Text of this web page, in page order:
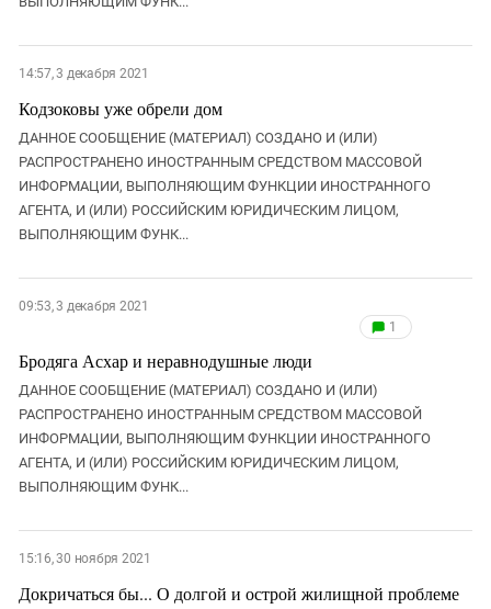
14:57, 3 декабря 2021
Кодзоковы уже обрели дом
ДАННОЕ СООБЩЕНИЕ (МАТЕРИАЛ) СОЗДАНО И (ИЛИ)
РАСПРОСТРАНЕНО ИНОСТРАННЫМ СРЕДСТВОМ МАССОВОЙ
ИНФОРМАЦИИ, ВЫПОЛНЯЮЩИМ ФУНКЦИИ ИНОСТРАННОГО
АГЕНТА, И (ИЛИ) РОССИЙСКИМ ЮРИДИЧЕСКИМ ЛИЦОМ,
ВЫПОЛНЯЮЩИМ ФУНК...
09:53, 3 декабря 2021
1
Бродяга Асхар и неравнодушные люди
ДАННОЕ СООБЩЕНИЕ (МАТЕРИАЛ) СОЗДАНО И (ИЛИ)
РАСПРОСТРАНЕНО ИНОСТРАННЫМ СРЕДСТВОМ МАССОВОЙ
ИНФОРМАЦИИ, ВЫПОЛНЯЮЩИМ ФУНКЦИИ ИНОСТРАННОГО
АГЕНТА, И (ИЛИ) РОССИЙСКИМ ЮРИДИЧЕСКИМ ЛИЦОМ,
ВЫПОЛНЯЮЩИМ ФУНК...
15:16, 30 ноября 2021
Докричаться бы... О долгой и острой жилищной проблеме